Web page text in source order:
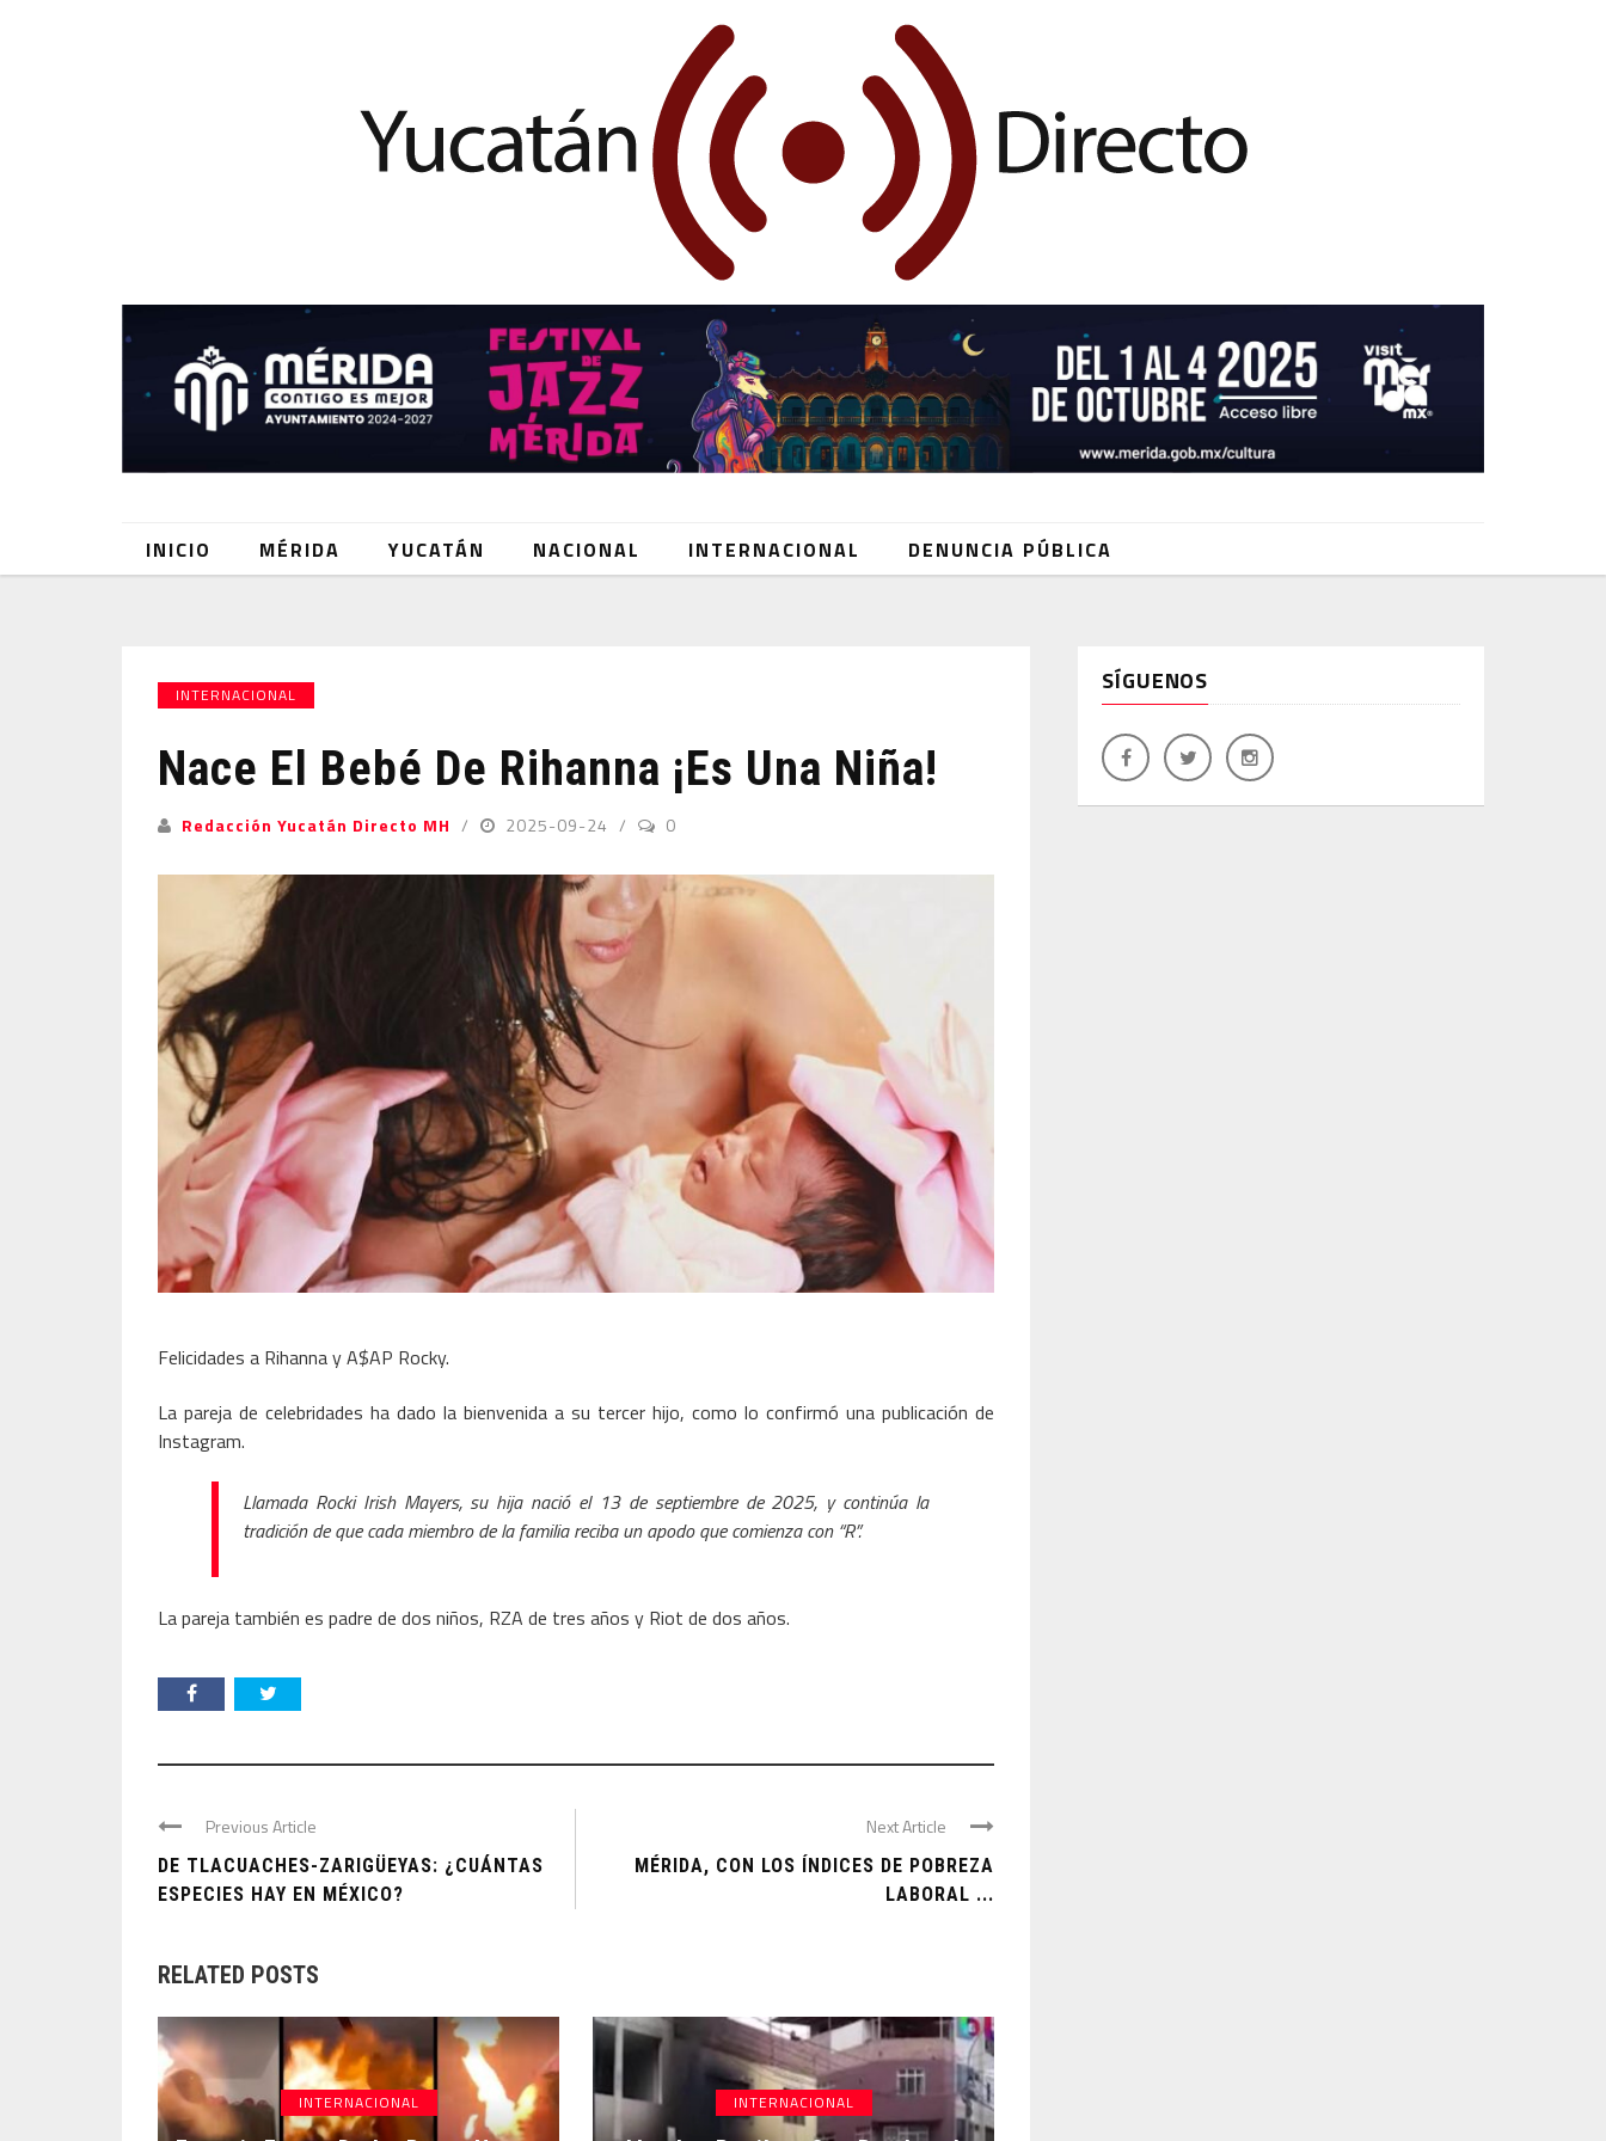
INICIO MÉRIDA YUCATÁN NACIONAL INTERNACIONAL DENUNCIA PÚBLICA
INTERNACIONAL
Nace El Bebé De Rihanna ¡es Una Niña!
Redacción Yucatán Directo MH 2025-09-24 0
Felicidades a Rihanna y A$AP Rocky.
La pareja de celebridades ha dado la bienvenida a su tercer hijo, como lo confirmó una publicación de
Instagram.
Llamada Rocki Irish Mayers, su hija nació el 13 de septiembre de 2025, y continúa la
tradición de que cada miembro de la familia reciba un apodo que comienza con “R”.
La pareja también es padre de dos niños, RZA de tres años y Riot de dos años.
Previous Article
DE TLACUACHES-ZARIGÜEYAS: ¿CUÁNTAS
ESPECIES HAY EN MÉXICO?
Next Article
MÉRIDA, CON LOS ÍNDICES DE POBREZA
LABORAL ...
RELATED POSTS
INTERNACIONAL INTERNACIONAL
SÍGUENOS